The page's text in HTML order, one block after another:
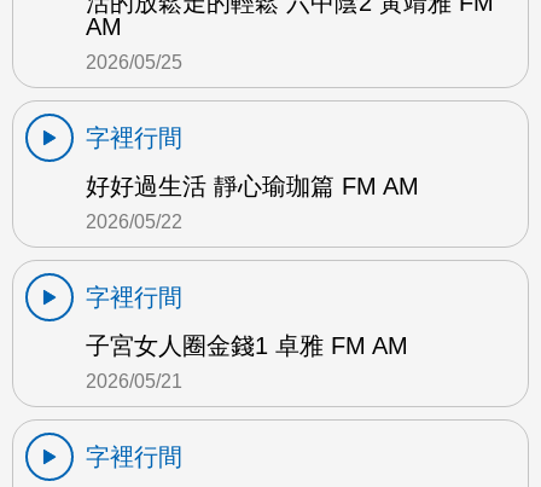
AM
2026/05/25
字裡行間
好好過生活 靜心瑜珈篇 FM AM
2026/05/22
字裡行間
子宮女人圈金錢1 卓雅 FM AM
2026/05/21
字裡行間